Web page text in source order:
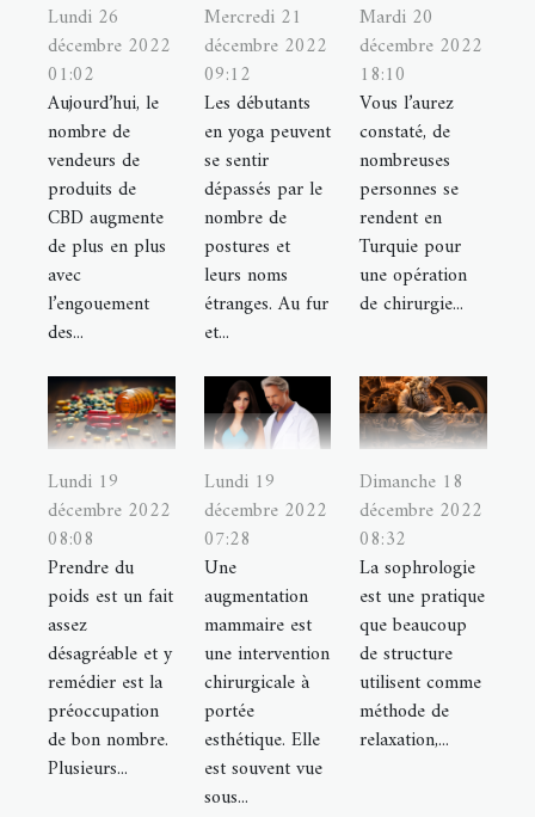
Lundi 26
décembre 2022
01:02
Aujourd’hui, le
nombre de
vendeurs de
produits de
CBD augmente
de plus en plus
avec
l’engouement
des...
Mercredi 21
décembre 2022
09:12
Les débutants
en yoga peuvent
se sentir
dépassés par le
nombre de
postures et
leurs noms
étranges. Au fur
et...
Mardi 20
décembre 2022
18:10
Vous l’aurez
constaté, de
nombreuses
personnes se
rendent en
Turquie pour
une opération
de chirurgie...
Lundi 19
décembre 2022
08:08
Prendre du
poids est un fait
assez
désagréable et y
remédier est la
préoccupation
de bon nombre.
Plusieurs...
Lundi 19
décembre 2022
07:28
Une
augmentation
mammaire est
une intervention
chirurgicale à
portée
esthétique. Elle
est souvent vue
sous...
Dimanche 18
décembre 2022
08:32
La sophrologie
est une pratique
que beaucoup
de structure
utilisent comme
méthode de
relaxation,...